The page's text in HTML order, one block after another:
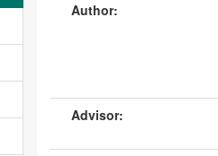
Author:
Advisor: